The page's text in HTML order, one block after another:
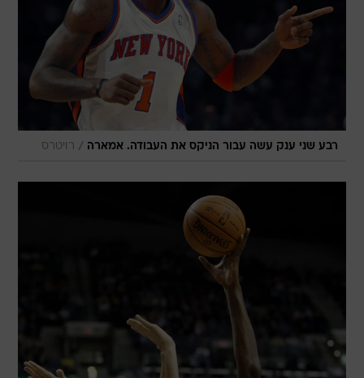
רבע שני ענק עשה עבור הניקס את העבודה. אמארה / רויטרס